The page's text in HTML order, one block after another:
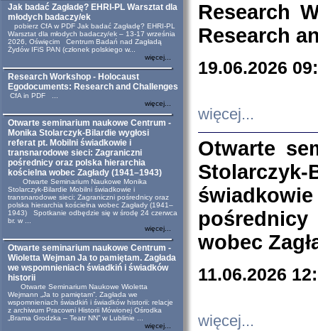
Jak badać Zagładę? EHRI-PL Warsztat dla
młodych badaczy/ek
pobierz CfA w PDF Jak badać Zagładę? EHRI-PL
Warsztat dla młodych badaczy/ek – 13-17 września
2026, Oświęcim Centrum Badań nad Zagładą
Żydów IFiS PAN (członek polskiego w...
więcej...
Research Workshop - Holocaust
Egodocuments: Research and Challenges
CfA in PDF ...
więcej...
Otwarte seminarium naukowe Centrum -
Monika Stolarczyk-Bilardie wygłosi
referat pt. Mobilni świadkowie i
transnarodowe sieci: Zagraniczni
pośrednicy oraz polska hierarchia
kościelna wobec Zagłady (1941–1943)
Otwarte Seminarium Naukowe Monika
Stolarczyk-Bilardie Mobilni świadkowie i
transnarodowe sieci: Zagraniczni pośrednicy oraz
polska hierarchia kościelna wobec Zagłady (1941–
1943) Spotkanie odbędzie się w środę 24 czerwca
br. w ...
więcej...
Otwarte seminarium naukowe Centrum -
Wioletta Wejman Ja to pamiętam. Zagłada
we wspomnieniach świadkiń i świadków
historii
Otwarte Seminarium Naukowe Wioletta
Wejmann „Ja to pamiętam”. Zagłada we
wspomnieniach świadkiń i świadków historii: relacje
z archiwum Pracowni Historii Mówionej Ośrodka
„Brama Grodzka – Teatr NN” w Lublinie ...
więcej...
Research
Research
19.06.2026
więcej...
Otwarte
wobec
11.06.2026
więcej...